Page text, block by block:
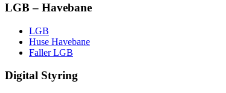
LGB – Havebane
LGB
Huse Havebane
Faller LGB
Digital Styring